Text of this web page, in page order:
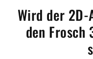
Wird der
den Frosch